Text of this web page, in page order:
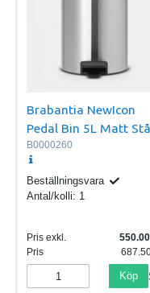
Brabantia NewIcon
Pedal Bin 5L Matt
B0000260
Beställningsvara
Antal/kolli: 1
Pris exkl.
550.00
Pris
Köp